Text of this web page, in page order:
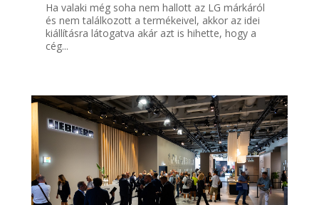
Ha valaki még soha nem hallott az LG márkáról
és nem találkozott a termékeivel, akkor az idei
kiállításra látogatva akár azt is hihette, hogy a
cég...